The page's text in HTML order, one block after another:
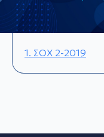
1. ΣΟΧ 2-2019